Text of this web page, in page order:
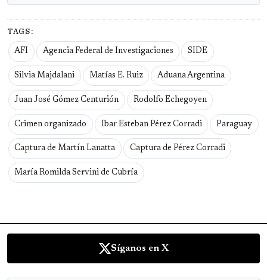
TAGS:
AFI Agencia Federal de Investigaciones SIDE
Silvia Majdalani Matías E. Ruiz Aduana Argentina
Juan José Gómez Centurión Rodolfo Echegoyen
Crimen organizado Ibar Esteban Pérez Corradi Paraguay
Captura de Martín Lanatta Captura de Pérez Corradi
María Romilda Servini de Cubría
Síganos en X